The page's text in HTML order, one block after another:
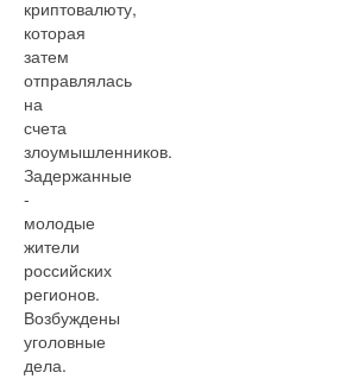
криптовалюту,
которая
затем
отправлялась
на
счета
злоумышленников.
Задержанные
-
молодые
жители
российских
регионов.
Возбуждены
уголовные
дела.